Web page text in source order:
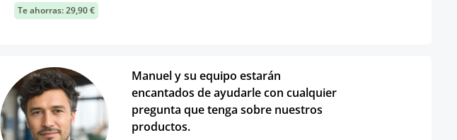
Te ahorras: 29,90 €
Manuel y su equipo estarán
encantados de ayudarle con cualquier
pregunta que tenga sobre nuestros
productos.